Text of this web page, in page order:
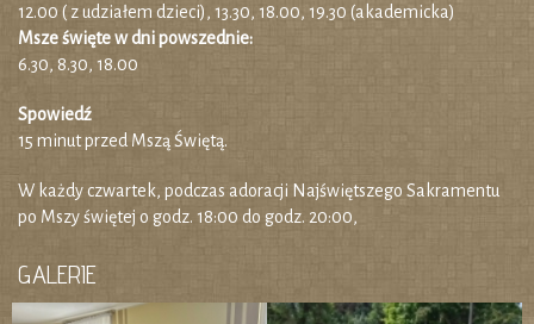
12.00 ( z udziałem dzieci), 13.30, 18.00, 19.30 (akademicka)
Msze święte w dni powszednie:
6.30, 8.30, 18.00
Spowiedź
15 minut przed Mszą Świętą.
W każdy czwartek, podczas adoracji Najświętszego Sakramentu
po Mszy świętej o godz. 18:00 do godz. 20:00,
GALERIE